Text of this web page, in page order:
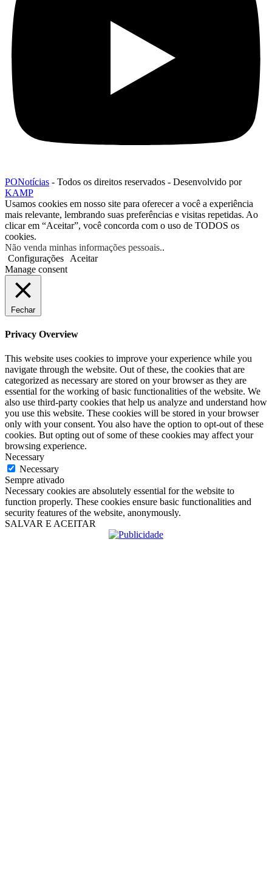
PONotícias - Todos os direitos reservados - Desenvolvido por
KAMP
Usamos cookies em nosso site para oferecer a você a experiência
mais relevante, lembrando suas preferências e visitas repetidas. Ao
clicar em “Aceitar”, você concorda com o uso de TODOS os
cookies.
Não venda minhas informações pessoais..
Configurações
Aceitar
Manage consent
Fechar
Privacy Overview
This website uses cookies to improve your experience while you
navigate through the website. Out of these, the cookies that are
categorized as necessary are stored on your browser as they are
essential for the working of basic functionalities of the website. We
also use third-party cookies that help us analyze and understand how
you use this website. These cookies will be stored in your browser
only with your consent. You also have the option to opt-out of these
cookies. But opting out of some of these cookies may affect your
browsing experience.
Necessary
Necessary
Sempre ativado
Necessary cookies are absolutely essential for the website to
function properly. These cookies ensure basic functionalities and
security features of the website, anonymously.
SALVAR E ACEITAR